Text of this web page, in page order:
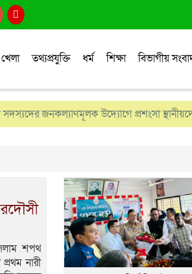
খেলা তথ্যপ্রযুক্তি ধর্ম শিক্ষা বিভাগীয়
সদস্যদের জনকল্যাণমূলক উদ্যোগে প্রশংসা
শপথ
নারী